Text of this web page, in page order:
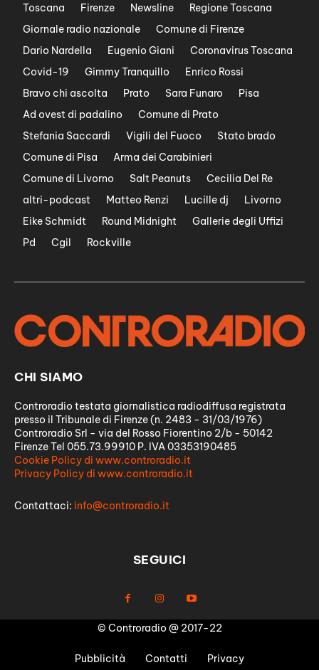
Toscana Firenze Newsline
Regione Toscana
Giornale radio nazionale
Comune di Firenze
Dario Nardella
Eugenio Giani
Coronavirus Toscana
Covid-19
Gimmy Tranquillo
Enrico Rossi
Bravo chi ascolta
Prato Sara Funaro
Pisa
Ad ovest di padalino
Comune di Prato
Stefania Saccardi
Vigili del Fuoco
Stato brado
Comune di Pisa
Arma dei Carabinieri
Comune di Livorno
Salt Peanuts
Cecilia Del Re
altri-podcast
Matteo Renzi Lucille dj
Livorno
Eike Schmidt
Round Midnight
Gallerie degli Uffizi
Pd
Cgil Rockville
CHI SIAMO
Controradio testata giornalistica radiodiffusa registrata
presso il Tribunale di Firenze (n. 2483 - 31/03/1976)
Controradio Srl - via del Rosso Fiorentino 2/b - 50142
Firenze Tel 055.73.99910 P. IVA 03353190485
Cookie Policy di www.controradio.it
Privacy Policy di www.controradio.it
Contattaci: info@controradio.it
SEGUICI
© Controradio @ 2017-22
Pubblicità Contatti Privacy